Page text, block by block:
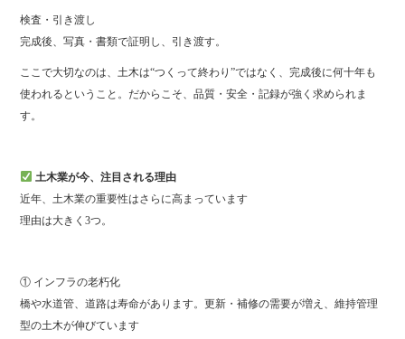
検査・引き渡し
完成後、写真・書類で証明し、引き渡す。
ここで大切なのは、土木は“つくって終わり”ではなく、完成後に何十年も
使われるということ。だからこそ、品質・安全・記録が強く求められま
す。
土木業が今、注目される理由
近年、土木業の重要性はさらに高まっています
理由は大きく3つ。
① インフラの老朽化
橋や水道管、道路は寿命があります。更新・補修の需要が増え、維持管理
型の土木が伸びています